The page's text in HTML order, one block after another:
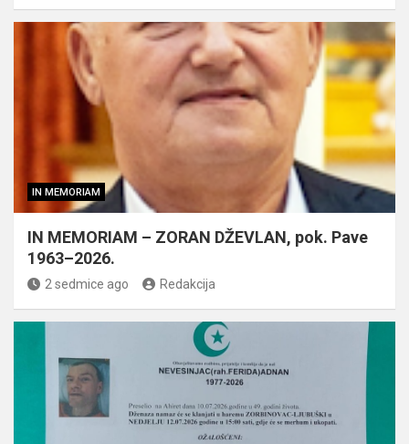
IN MEMORIAM
IN MEMORIAM – ZORAN DŽEVLAN, pok. Pave
1963–2026.
2 sedmice ago Redakcija